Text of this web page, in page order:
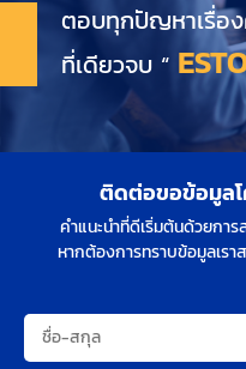
ตอบทุกปัญหาเรื่อ
ที่เดียวจบ “
ติดต่อขอข้อมูลโ
คำแนะนำที่ดีเริ่มต้นด้วยกา
หากต้องการทราบข้อมูลเรา